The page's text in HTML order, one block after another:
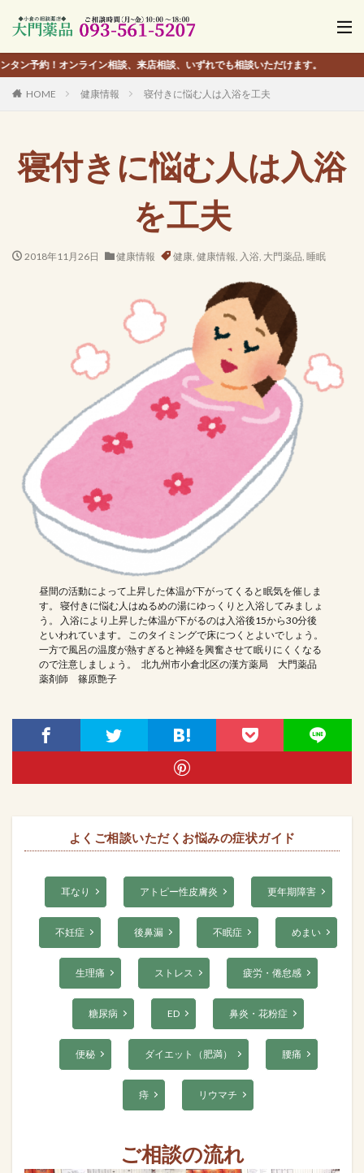
オンライン相談、来店相談、いずれでも相談いただけます。
HOME 健康情報 寝付きに悩む人は入浴を工夫
寝付きに悩む人は入浴
を工夫
2018年11月26日 健康情報 健康, 健康情報, 入浴, 大門薬品, 睡眠
昼間の活動によって上昇した体温が下がってくると眠気を催しま
す。 寝付きに悩む人はぬるめの湯にゆっくりと入浴してみましょ
う。 入浴により上昇した体温が下がるのは入浴後15から30分後
といわれています。 このタイミングで床につくとよいでしょう。
一方で風呂の温度が熱すぎると神経を興奮させて眠りにくくなる
ので注意しましょう。 北九州市小倉北区の漢方薬局 大門薬品
薬剤師 篠原艶子
よくご相談いただくお悩みの症状ガイド
耳なり アトピー性皮膚炎 更年期障害
不妊症 後鼻漏 不眠症 めまい
生理痛 ストレス 疲労・倦怠感
糖尿病 ED 鼻炎・花粉症
便秘 ダイエット（肥満） 腰痛
痔 リウマチ
ご相談の流れ